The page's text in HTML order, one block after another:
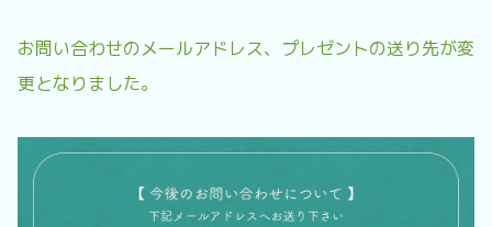
お問い合わせのメールアドレス、プレゼントの送り先が変
更となりました。